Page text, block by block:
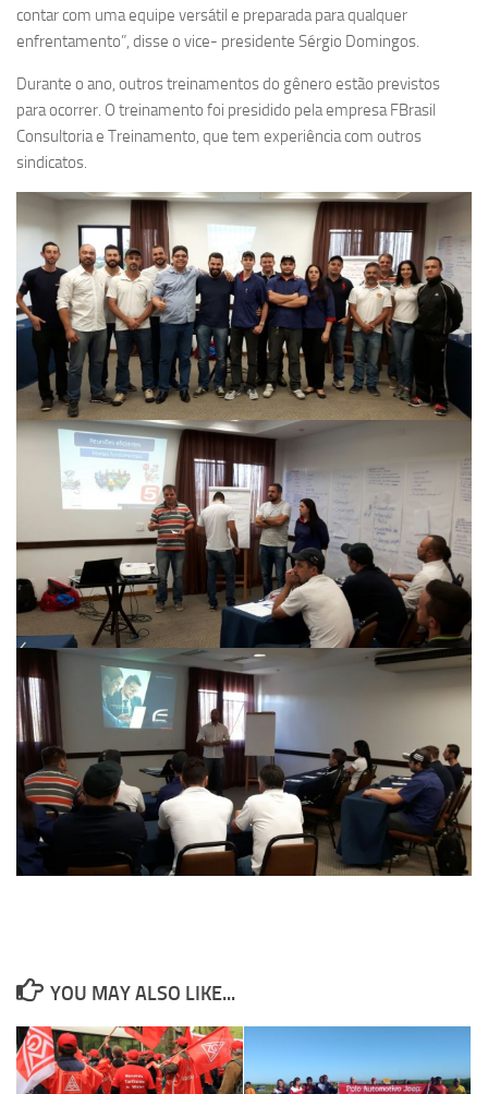
contar com uma equipe versátil e preparada para qualquer
enfrentamento”, disse o vice- presidente Sérgio Domingos.
Durante o ano, outros treinamentos do gênero estão previstos
para ocorrer. O treinamento foi presidido pela empresa FBrasil
Consultoria e Treinamento, que tem experiência com outros
sindicatos.
YOU MAY ALSO LIKE...